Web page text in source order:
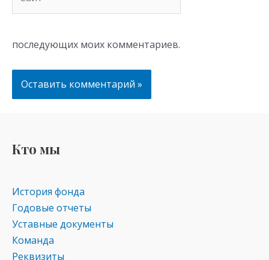
последующих моих комментариев.
Кто мы
История фонда
Годовые отчеты
Уставные документы
Команда
Реквизиты